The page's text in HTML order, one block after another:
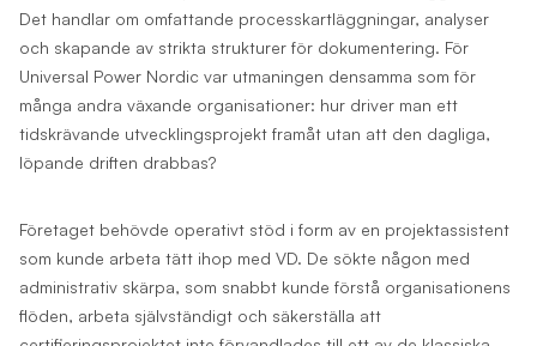
Det handlar om omfattande processkartläggningar, analyser
och skapande av strikta strukturer för dokumentering. För
Universal Power Nordic var utmaningen densamma som för
många andra växande organisationer: hur driver man ett
tidskrävande utvecklingsprojekt framåt utan att den dagliga,
löpande driften drabbas?
Företaget behövde operativt stöd i form av en projektassistent
som kunde arbeta tätt ihop med VD. De sökte någon med
administrativ skärpa, som snabbt kunde förstå organisationens
flöden, arbeta självständigt och säkerställa att